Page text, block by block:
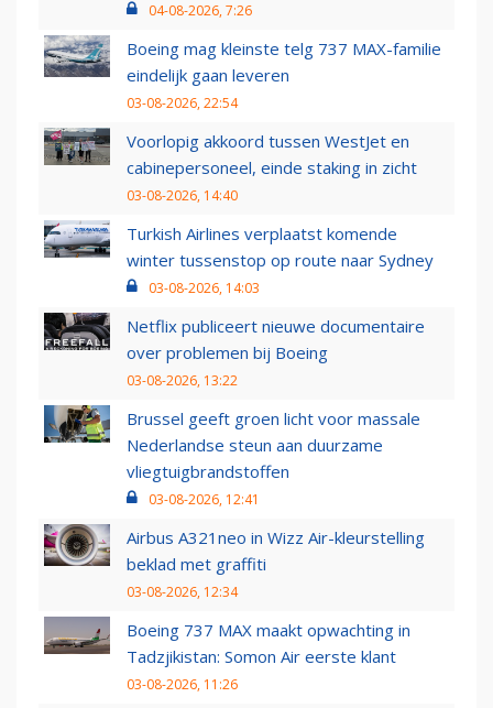
04-08-2026, 7:26
Boeing mag kleinste telg 737 MAX-familie
eindelijk gaan leveren
03-08-2026, 22:54
Voorlopig akkoord tussen WestJet en
cabinepersoneel, einde staking in zicht
03-08-2026, 14:40
Turkish Airlines verplaatst komende
winter tussenstop op route naar Sydney
03-08-2026, 14:03
Netflix publiceert nieuwe documentaire
over problemen bij Boeing
03-08-2026, 13:22
Brussel geeft groen licht voor massale
Nederlandse steun aan duurzame
vliegtuigbrandstoffen
03-08-2026, 12:41
Airbus A321neo in Wizz Air-kleurstelling
beklad met graffiti
03-08-2026, 12:34
Boeing 737 MAX maakt opwachting in
Tadzjikistan: Somon Air eerste klant
03-08-2026, 11:26